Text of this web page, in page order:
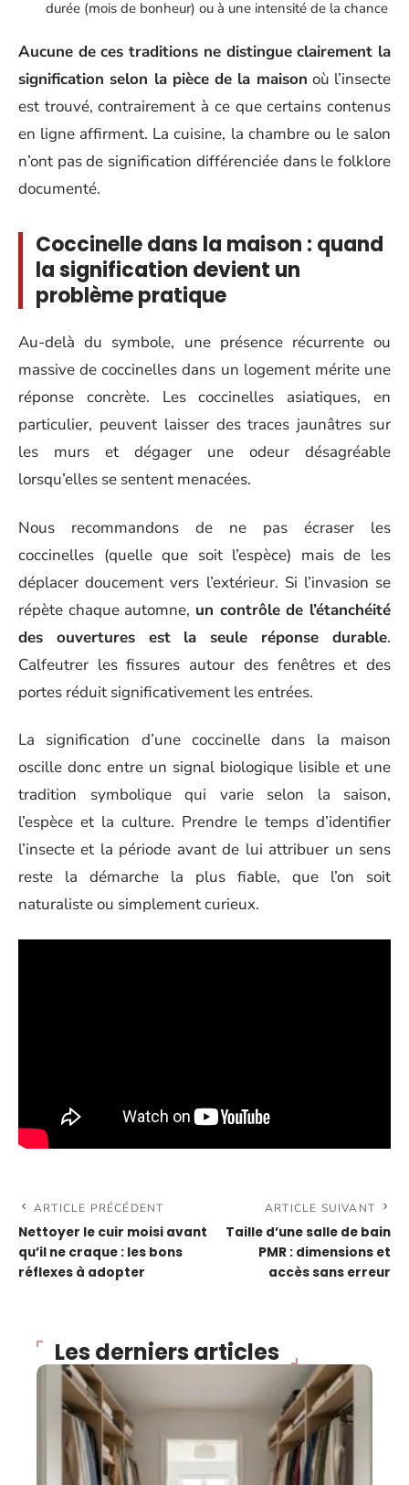
durée (mois de bonheur) ou à une intensité de la chance
Aucune de ces traditions ne distingue clairement la
signification selon la pièce de la maison où l’insecte
est trouvé, contrairement à ce que certains contenus
en ligne affirment. La cuisine, la chambre ou le salon
n’ont pas de signification différenciée dans le folklore
documenté.
Coccinelle dans la maison : quand
la signification devient un
problème pratique
Au-delà du symbole, une présence récurrente ou
massive de coccinelles dans un logement mérite une
réponse concrète. Les coccinelles asiatiques, en
particulier, peuvent laisser des traces jaunâtres sur
les murs et dégager une odeur désagréable
lorsqu’elles se sentent menacées.
Nous recommandons de ne pas écraser les
coccinelles (quelle que soit l’espèce) mais de les
déplacer doucement vers l’extérieur. Si l’invasion se
répète chaque automne, un contrôle de l’étanchéité
des ouvertures est la seule réponse durable.
Calfeutrer les fissures autour des fenêtres et des
portes réduit significativement les entrées.
La signification d’une coccinelle dans la maison
oscille donc entre un signal biologique lisible et une
tradition symbolique qui varie selon la saison,
l’espèce et la culture. Prendre le temps d’identifier
l’insecte et la période avant de lui attribuer un sens
reste la démarche la plus fiable, que l’on soit
naturaliste ou simplement curieux.
ARTICLE PRÉCÉDENT
Nettoyer le cuir moisi avant
qu’il ne craque : les bons
réflexes à adopter
ARTICLE SUIVANT
Taille d’une salle de bain
PMR : dimensions et
accès sans erreur
Les derniers articles